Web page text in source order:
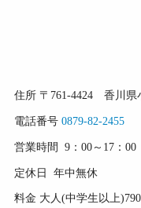
住所 〒761-4424 香川県
電話番号 0879-82-2455
営業時間 9：00～17：00
定休日 年中無休
料金 大人(中学生以上